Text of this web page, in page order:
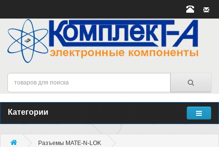
Категории
Разъeмы MATE-N-LOK